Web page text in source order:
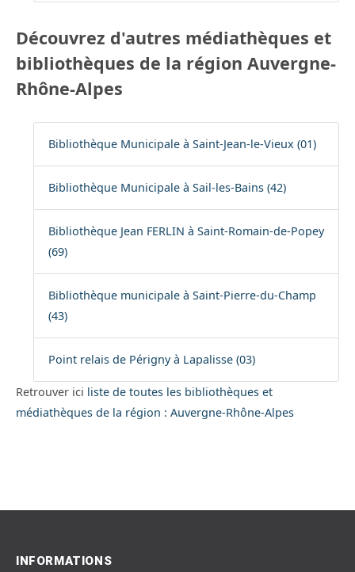
Découvrez d'autres médiathèques et
bibliothèques de la région Auvergne-
Rhône-Alpes
Bibliothèque Municipale à Saint-Jean-le-Vieux (01)
Bibliothèque Municipale à Sail-les-Bains (42)
Bibliothèque Jean FERLIN à Saint-Romain-de-Popey
(69)
Bibliothèque municipale à Saint-Pierre-du-Champ
(43)
Point relais de Périgny à Lapalisse (03)
Retrouver ici liste de toutes les bibliothèques et
médiathèques de la région : Auvergne-Rhône-Alpes
INFORMATIONS